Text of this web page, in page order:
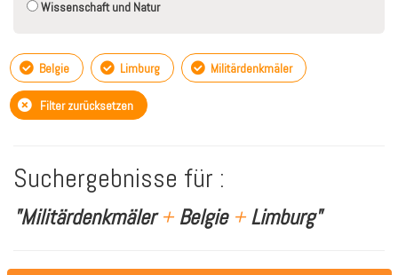
Wissenschaft und Natur
Belgie Limburg Militärdenkmäler
Filter zurücksetzen
Suchergebnisse für :
"Militärdenkmäler+Belgie +Limburg"